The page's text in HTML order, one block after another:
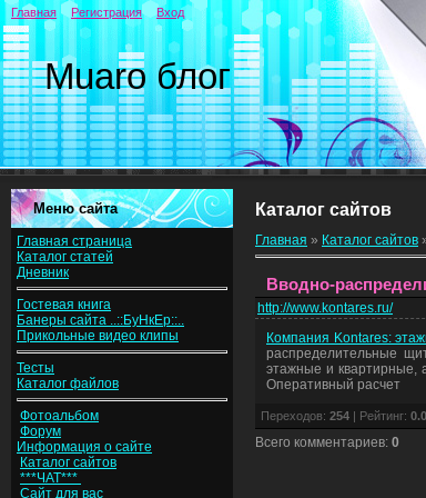
Muaro блог
Главная Регистрация Вход
Меню сайта
Главная страница
Каталог статей
Дневник
Гостевая книга
Банеры сайта ..::БуНкЕр::..
Прикольные видео клипы
Тесты
Каталог файлов
Фотоальбом
Форум
Информация о сайте
Каталог сайтов
***ЧАТ***
Сайт для вас
Каталог сайтов
Главная » Каталог сайтов
Вводно-
http://www.kontares.ru/
Компания Kontares:
распределительные
этажные и квартирные,
Оперативный расчет
Переходов: 254 | Рейтинг: 0.0
Всего комментариев: 0